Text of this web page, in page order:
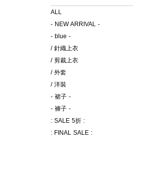
ALL
- NEW ARRIVAL -
- blue -
/ 針織上衣
/ 剪裁上衣
/ 外套
/ 洋裝
- 裙子 -
- 褲子 -
: SALE 5折 :
: FINAL SALE :